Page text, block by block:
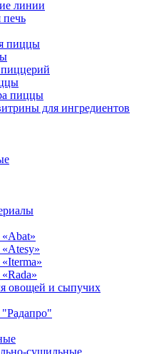
линии
печь
пиццы
пиццы
для ингредиентов
овощей и сыпучих
сушильные